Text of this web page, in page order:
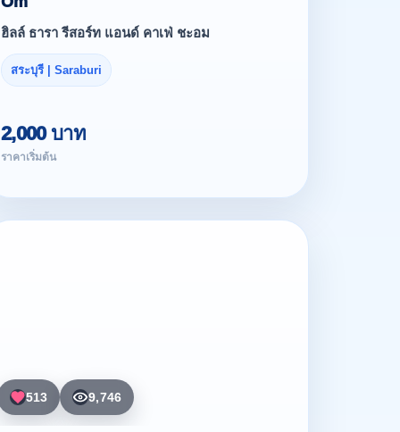
ฮิลล์ ธารา รีสอร์ท แอนด์ คาเฟ่ ชะอม
สระบุรี | Saraburi
2,000 บาท
ราคาเริ่มต้น
513 9,746